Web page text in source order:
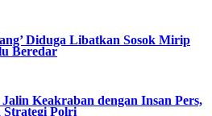
Diduga Libatkan Sosok Mirip
Beredar
Keakraban dengan Insan Pers,
Polri